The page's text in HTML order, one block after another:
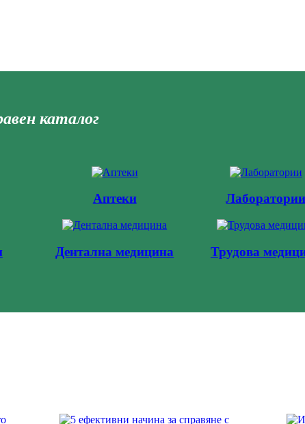
каталог
Аптеки Лаборатории
Дентална медицина Трудова